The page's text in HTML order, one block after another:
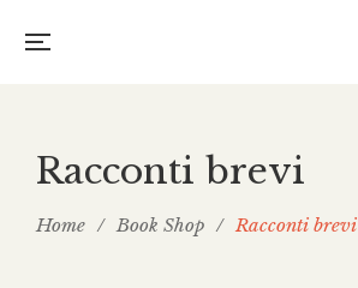
Racconti brevi
Home / Book Shop / Racconti brevi